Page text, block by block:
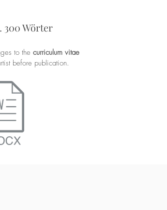
300 Wörter
to the curriculum vitae
before publication.